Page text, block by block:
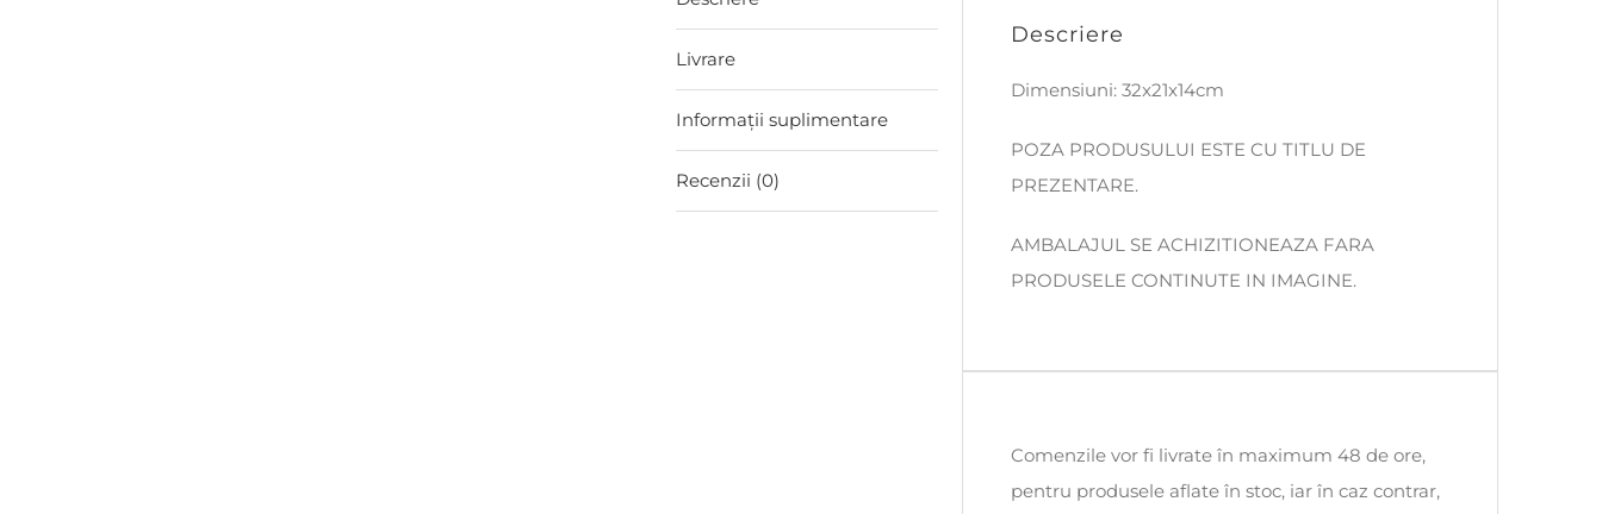
METALIC
Livrare
Informații suplimentare
Recenzii (0)
Descriere
Dimensiuni: 32x21x14cm
POZA PRODUSULUI ESTE CU TITLU DE
PREZENTARE.
AMBALAJUL SE ACHIZITIONEAZA FARA
PRODUSELE CONTINUTE IN IMAGINE.
Comenzile vor fi livrate în maximum 48 de ore,
pentru produsele aflate în stoc, iar în caz contrar,